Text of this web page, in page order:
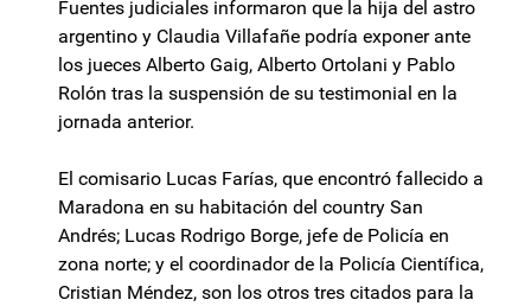
Fuentes judiciales informaron que la hija del astro
argentino y Claudia Villafañe podría exponer ante
los jueces Alberto Gaig, Alberto Ortolani y Pablo
Rolón tras la suspensión de su testimonial en la
jornada anterior.
El comisario Lucas Farías, que encontró fallecido a
Maradona en su habitación del country San
Andrés; Lucas Rodrigo Borge, jefe de Policía en
zona norte; y el coordinador de la Policía Científica,
Cristian Méndez, son los otros tres citados para la